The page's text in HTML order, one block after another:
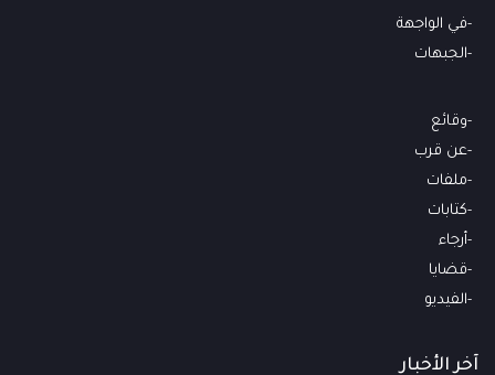
في الواجهة
الجبهات
وقائع
عن قرب
ملفات
كتابات
أرجاء
قضايا
الفيديو
آخر الأخبار